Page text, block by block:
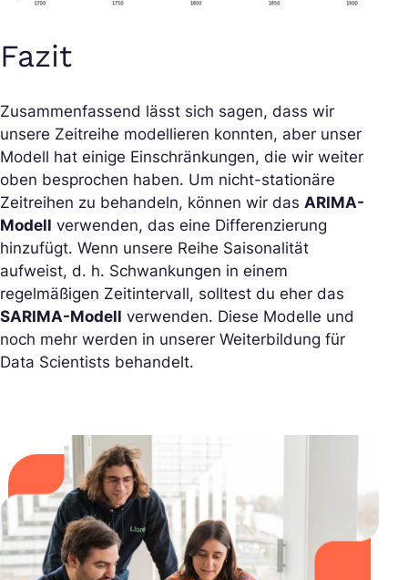
Fazit
Zusammenfassend lässt sich sagen, dass wir
unsere Zeitreihe modellieren konnten, aber unser
Modell hat einige Einschränkungen, die wir weiter
oben besprochen haben. Um nicht-stationäre
Zeitreihen zu behandeln, können wir das ARIMA-
Modell verwenden, das eine Differenzierung
hinzufügt. Wenn unsere Reihe Saisonalität
aufweist, d. h. Schwankungen in einem
regelmäßigen Zeitintervall, solltest du eher das
SARIMA-Modell verwenden. Diese Modelle und
noch mehr werden in unserer Weiterbildung für
Data Scientists behandelt.